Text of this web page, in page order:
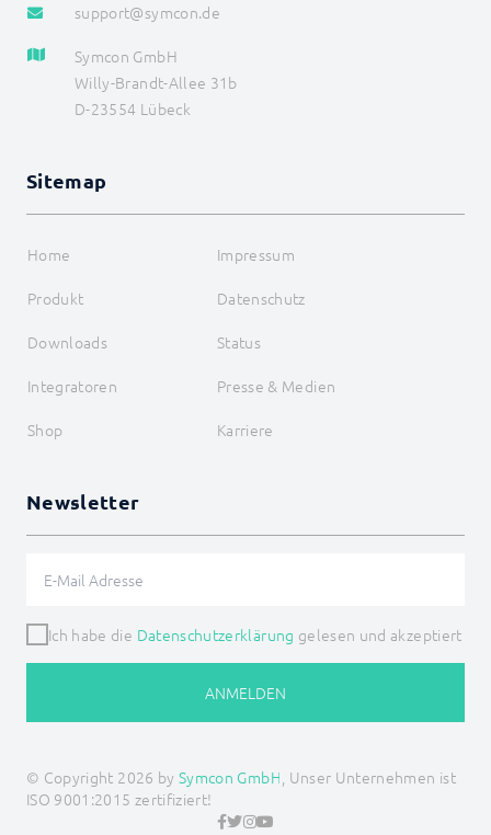
Sync Remote
Türsprechanlagen
Voice over IP
Wireless M-Bus
WMRS200
XBee
Z-Wave
ZW_Basic
ZW_ColorRGB
ZW_ColorWW
ZW_DimDownEx
ZW_DimStop
ZW_LockMode
ZW_Optimize
ZW_ShutterMoveDown
ZW_ShutterMoveUp
ZW_SwitchMode
ZW_Test
ZW_ThermostatFanModeSet
support@symcon.de
Symcon GmbH
Willy-Brandt-Allee 31b
D-23554 Lübeck
Sitemap
Home
Impressum
Produkt
Datenschutz
Downloads
Status
Integratoren
Presse & Medien
Shop
Karriere
Newsletter
Ich habe die Datenschutzerklärung gelesen und akzeptiert
ANMELDEN
© Copyright 2026 by Symcon GmbH, Unser Unternehmen ist
ISO 9001:2015 zertifiziert!